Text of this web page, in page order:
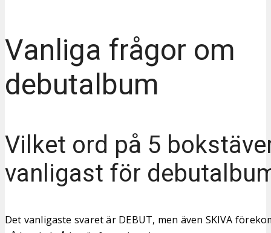
Vanliga frågor om
debutalbum
Vilket ord på 5
vanligast för
Det vanligaste svaret är DEBUT, men även SKIVA